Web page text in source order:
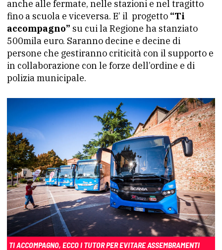
anche alle fermate, nelle stazioni e nel tragitto
fino a scuola e viceversa. E’ il progetto “Ti
accompagno” su cui la Regione ha stanziato
500mila euro. Saranno decine e decine di
persone che gestiranno criticità con il supporto e
in collaborazione con le forze dell’ordine e di
polizia municipale.
TI ACCOMPAGNO, ECCO I TUTOR PER EVITARE ASSEMBRAMENTI